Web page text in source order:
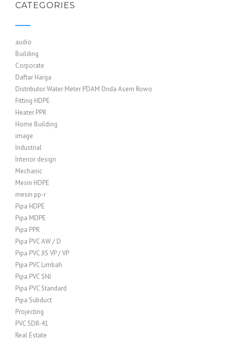
CATEGORIES
audio
Building
Corporate
Daftar Harga
Distributor Water Meter PDAM Onda Asem Rowo
Fitting HDPE
Heater PPR
Home Building
image
Industrial
Interior design
Mechanic
Mesin HDPE
mesin pp-r
Pipa HDPE
Pipa MDPE
Pipa PPR
Pipa PVC AW / D
Pipa PVC JIS VP / VP
Pipa PVC Limbah
Pipa PVC SNI
Pipa PVC Standard
Pipa Subduct
Projecting
PVC SDR-41
Real Estate